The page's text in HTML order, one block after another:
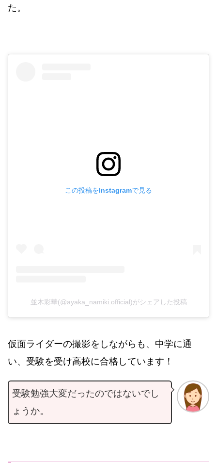
た。
この投稿をInstagramで見る
並木彩華(@ayaka_namiki.official)がシェアした投稿
仮面ライダーの撮影をしながらも、中学に通
い、受験を受け高校に合格しています！
受験勉強大変だったのではないでし
ょうか。